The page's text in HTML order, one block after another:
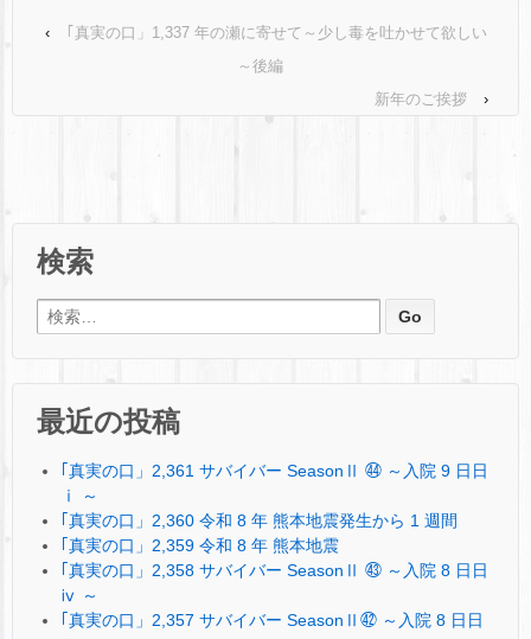
‹
｢真実の口」1,337 年の瀬に寄せて～少し毒を吐かせて欲しい
～後編
新年のご挨拶
›
検索
検索:
最近の投稿
｢真実の口」2,361 サバイバー SeasonⅡ ㊹ ～入院 9 日日
ⅰ ～
｢真実の口」2,360 令和 8 年 熊本地震発生から 1 週間
｢真実の口」2,359 令和 8 年 熊本地震
｢真実の口」2,358 サバイバー SeasonⅡ ㊸ ～入院 8 日日
ⅳ ～
｢真実の口」2,357 サバイバー SeasonⅡ㊷ ～入院 8 日日